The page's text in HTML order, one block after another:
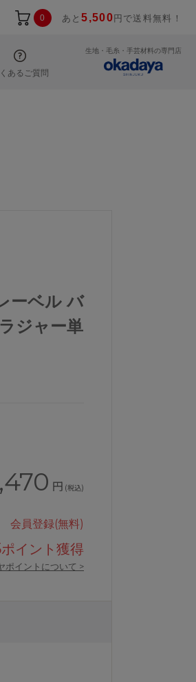
0 あと5,500 円で送料無料！
あるご質問
生地・毛糸・手芸材料の専門店
ーベル バ
ジャー単
円 (税込)
会員登録(無料)
ポイント獲得
ポイントについて >